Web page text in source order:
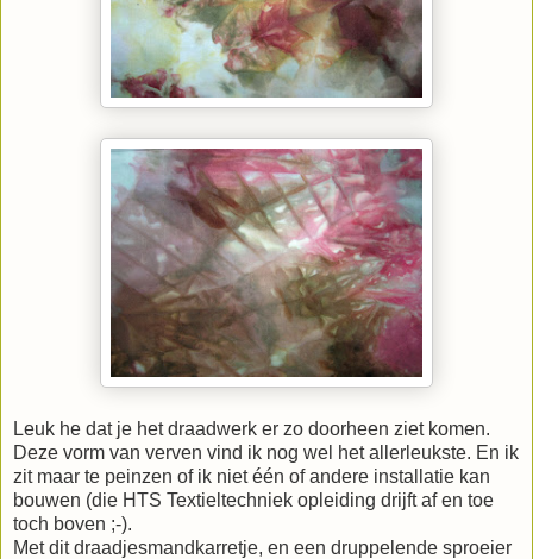
Leuk he dat je het draadwerk er zo doorheen ziet komen.
Deze vorm van verven vind ik nog wel het allerleukste. En ik
zit maar te peinzen of ik niet één of andere installatie kan
bouwen (die HTS Textieltechniek opleiding drijft af en toe
toch boven ;-).
Met dit draadjesmandkarretje, en een druppelende sproeier